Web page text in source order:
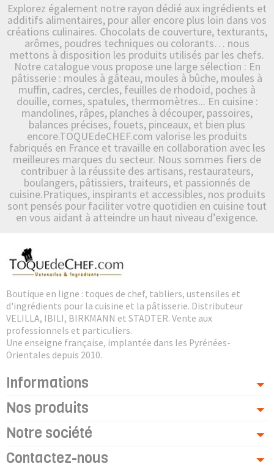
Explorez également notre rayon dédié aux ingrédients et
additifs alimentaires, pour aller encore plus loin dans vos
créations culinaires. Chocolats de couverture, texturants,
arômes, poudres techniques ou colorants… nous
mettons à disposition les produits utilisés par les chefs.
Notre catalogue vous propose une large sélection : En
pâtisserie : moules à gâteau, moules à bûche, moules à
muffin, cadres, cercles, feuilles de rhodoïd, poches à
douille, cornes, spatules, thermomètres... En cuisine :
mandolines, râpes, planches à découper, passoires,
balances précises, fouets, pinceaux, et bien plus
encore.TOQUEdeCHEF.com valorise les produits
fabriqués en France et travaille en collaboration avec les
meilleures marques du secteur. Nous sommes fiers de
contribuer à la réussite des artisans, restaurateurs,
boulangers, pâtissiers, traiteurs, et passionnés de
cuisine.Pratiques, inspirants et accessibles, nos produits
sont pensés pour faciliter votre quotidien en cuisine tout
en vous aidant à atteindre un haut niveau d’exigence.
Boutique en ligne : toques de chef, tabliers, ustensiles et
d'ingrédients pour la cuisine et la pâtisserie. Distributeur
VELILLA, IBILI, BIRKMANN et STADTER. Vente aux
professionnels et particuliers.
Une enseigne française, implantée dans les Pyrénées-
Orientales depuis 2010.
Informations
Nos produits
Notre société
Contactez-nous